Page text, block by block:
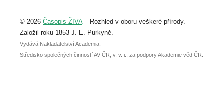
abstraktu přihlášené přednášky nebo
posteru je už 30. června.
© 2026 Časopis ŽIVA– Rozhled v oboru veškeré přírody.
Založil roku 1853 J. E. Purkyně.
Vydává Nakladatelství Academia,
Středisko společných činností AV ČR, v. v. i., za podpory Akademie věd ČR.